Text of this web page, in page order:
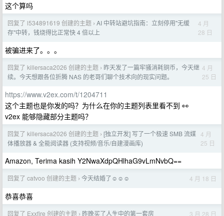
这个算吗
回复了 l534891619 创建的主题 › AI 中转站避坑指南：立刻停用"无缓
存"中转，钱烧得比正常快 4 倍以上
4 月
28 日
被骗进来了。。。
回复了 killersaca2026 创建的主题 › 昨天发了一篇牢骚消耗铜币，今天继
续。今天想跟各位折腾 NAS 的老哥们聊个技术向的现实问题。
4 月
25 日
https://www.v2ex.com/t/1204711
这个主题也是你发的吗？为什么在你的主题列表里看不到 👀
v2ex 能够隐藏部分主题吗？
回复了 killersaca2026 创建的主题 › [独立开发] 写了一个极速 SMB 流媒
体播放器 & 全能阅读器 (支持视频/音乐/自建漫画库)
4 月
25 日
Amazon, Terima kasih Y2NwaXdpQHlhaG9vLmNvbQ==
回复了 catvoo 创建的主题 › 今天结婚了☺️☺️☺️ 4 月 18 日
恭喜恭喜
回复了 Exxfire 创建的主题 › 昨晚买了人生中的第一套房 3 月 28 日